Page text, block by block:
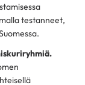
testanneet,